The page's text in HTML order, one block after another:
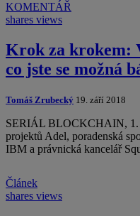
KOMENTÁŘ
shares views
Krok za krokem:
co jste se možná
Tomáš Zrubecký 19. září 2018
SERIÁL BLOCKCHAIN, 1.
projektů Adel, poradenská
IBM a právnická kancelář
Článek
shares views